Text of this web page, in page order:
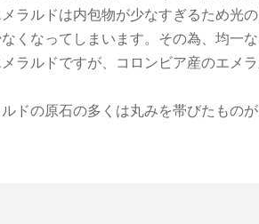
ラルドは内包物が少なすぎるため光
くなってしまいます。その為、均一
ラルドですが、コロンビア産のエメ
ドの原石の多くは丸みを帯びたもの